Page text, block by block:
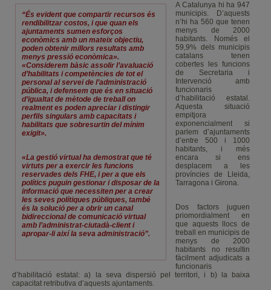
“És evident que compartir recursos és
rendibilitzar costos, i que quan els
ajuntaments sumen esforços
econòmics amb un mateix objectiu,
poden obtenir millors resultats amb
menys pressió econòmica».
«Considerem bàsic assolir l’avaluació
d’habilitats i competències de tot el
personal al servei de l’administració
pública, i defensem que és en situació
d’igualtat de mètode de treball on
realment es poden apreciar i distingir
perfils singulars amb capacitats i
habilitats que sobresurtin del mínim
exigit».
«La gestió virtual ha demostrat que té
virtuts per a exercir les funcions
reservades dels FHE, i per a que els
polítics puguin gestionar i disposar de la
informació que necessiten per a crear
les seves polítiques públiques, també
és la solució per a obrir un canal
bidireccional de comunicació virtual
amb l’administrat-ciutadà-client i
apropar-li així la seva administració”.
A Catalunya hi ha 947
municipis. D’aquests
n’hi ha 560 que tenen
menys de 2000
habitants. Només el
59,9% dels municipis
catalans tenen
cobertes les funcions
de Secretaria i
Intervenció amb
funcionaris
d’habilitació estatal.
Aquesta situació
empitjora
exponencialment si
parlem d’ajuntaments
d’entre 500 i 1000
habitants, i més
encara si ens
desplacem a les
províncies de Lleida,
Tarragona i Girona.
Dos factors juguen
priomordialment en
que aquests llocs de
treball en municipis de
menys de 2000
habitants no resultin
fàcilment adjudicats a
funcionaris
d’habilitació estatal: a) la seva dispersió pel territori, i b) la baixa
capacitat retributiva d’aquests ajuntaments.